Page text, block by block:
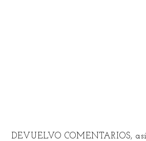
DEVUELVO COMENTARIOS,